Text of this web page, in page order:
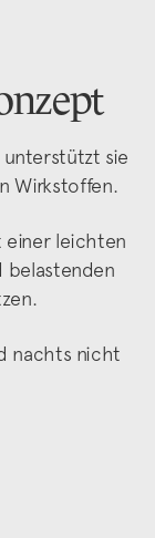
sie
Wirkstoffen.
einer leichten
belastenden
nachts nicht